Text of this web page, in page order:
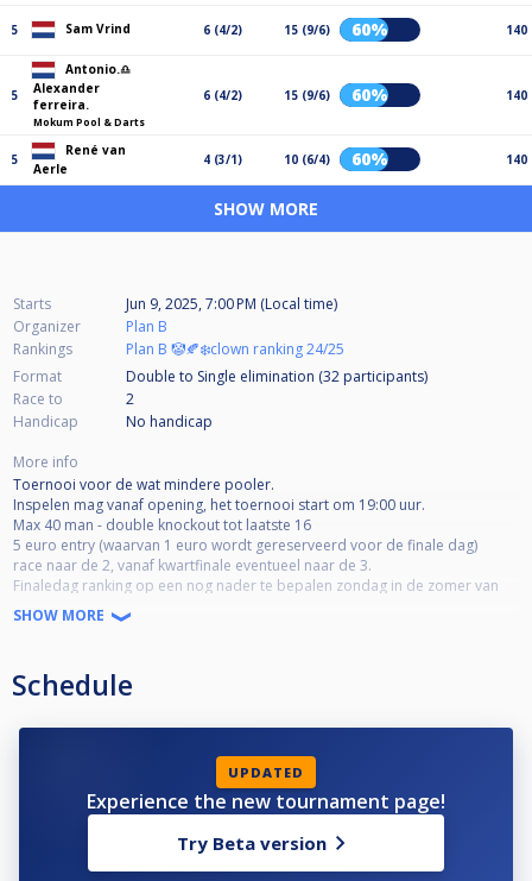
5 Sam Vrind 6 (4/2) 15 (9/6) 60% 140
5
Antonio.♎️
Alexander
ferreira.
Mokum Pool & Darts
6 (4/2) 15 (9/6) 60% 140
5
René van
Aerle
4 (3/1) 10 (6/4) 60% 140
SHOW MORE
Starts
Jun 9, 2025, 7:00 PM (Local time)
Organizer
Plan B
Rankings
Plan B 🤡🍂❄️clown ranking 24/25
Format
Double to Single elimination (32 participants)
Race to
2
Handicap
No handicap
More info
Toernooi voor de wat mindere pooler.
Inspelen mag vanaf opening, het toernooi start om 19:00 uur.
Max 40 man - double knockout tot laatste 16
5 euro entry (waarvan 1 euro wordt gereserveerd voor de finale dag)
race naar de 2, vanaf kwartfinale eventueel naar de 3.
Finaledag ranking op een nog nader te bepalen zondag in de zomer van
2025
De top 32 mag meedoen aan de finale dag (minimaal 10 deelnames) . Je
toernooi.
SHOW MORE
Schedule
UPDATED
Experience the new tournament page!
Try Beta version